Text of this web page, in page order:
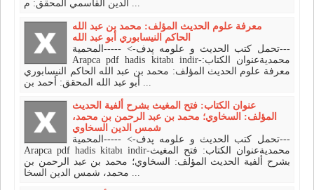
الدين القاسمي المحقق: م ...
معرفة علوم الحديث المؤلف: محمد بن عبد الله
الحاكم النيسابوري أبو عبد الله
تحمل كتب الحديث و علومه پدف-> -----المحمية---
Arapca pdf hadis kitabı indir-محمديةعنوان الكتاب:
معرفة علوم الحديث المؤلف: محمد بن عبد الله الحاكم النيسابوري
أبو عبد الله المحقق: أحمد بن ...
عنوان الكتاب: فتح المغيث بشرح ألفية الحديث
المؤلف: السخاوي؛ محمد بن عبد الرحمن بن محمد،
شمس الدين السخاوي
تحمل كتب الحديث و علومه پدف-> -----المحمية---
Arapca pdf hadis kitabı indir-محمديةعنوان الكتاب: فتح المغيث
بشرح ألفية الحديث المؤلف: السخاوي؛ محمد بن عبد الرحمن بن
محمد، شمس الدين السخا ...